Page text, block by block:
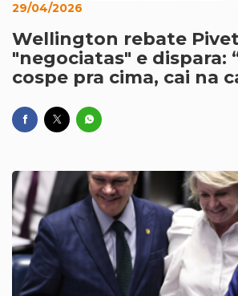
29/04/2026
Wellington rebate
"negociatas" e dispara:
cospe pra cima, cai na